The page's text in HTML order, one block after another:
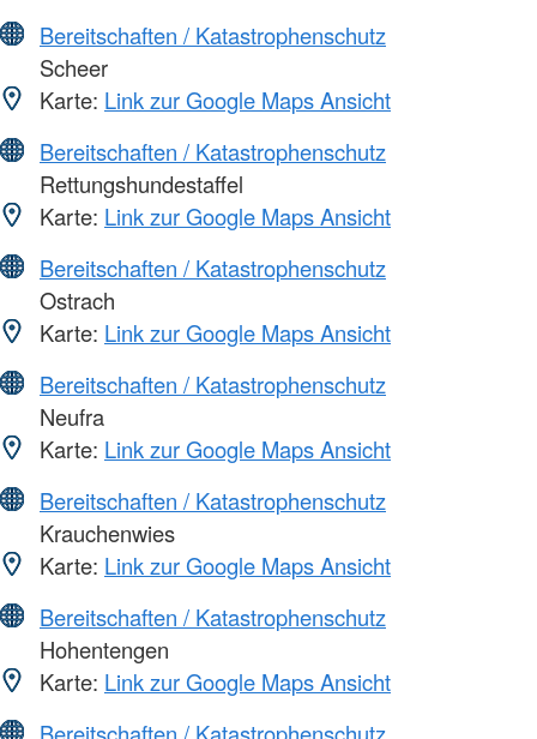
Bereitschaften / Katastrophenschutz
Scheer
Karte: Link zur Google Maps Ansicht
Bereitschaften / Katastrophenschutz
Rettungshundestaffel
Karte: Link zur Google Maps Ansicht
Bereitschaften / Katastrophenschutz
Ostrach
Karte: Link zur Google Maps Ansicht
Bereitschaften / Katastrophenschutz
Neufra
Karte: Link zur Google Maps Ansicht
Bereitschaften / Katastrophenschutz
Krauchenwies
Karte: Link zur Google Maps Ansicht
Bereitschaften / Katastrophenschutz
Hohentengen
Karte: Link zur Google Maps Ansicht